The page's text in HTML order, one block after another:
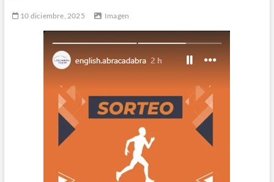
10 diciembre, 2025 Imagen